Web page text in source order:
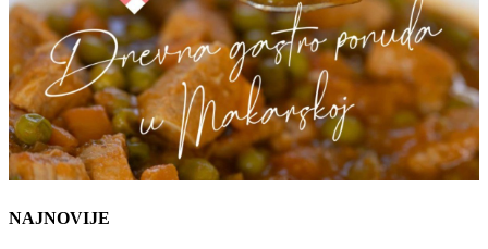
NAJNOVIJE